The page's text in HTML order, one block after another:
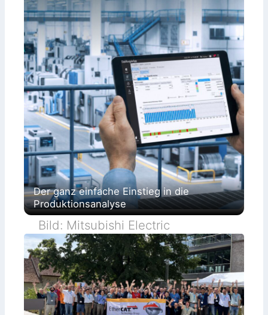
Der ganz einfache Einstieg in die
Produktionsanalyse
Bild: Mitsubishi Electric